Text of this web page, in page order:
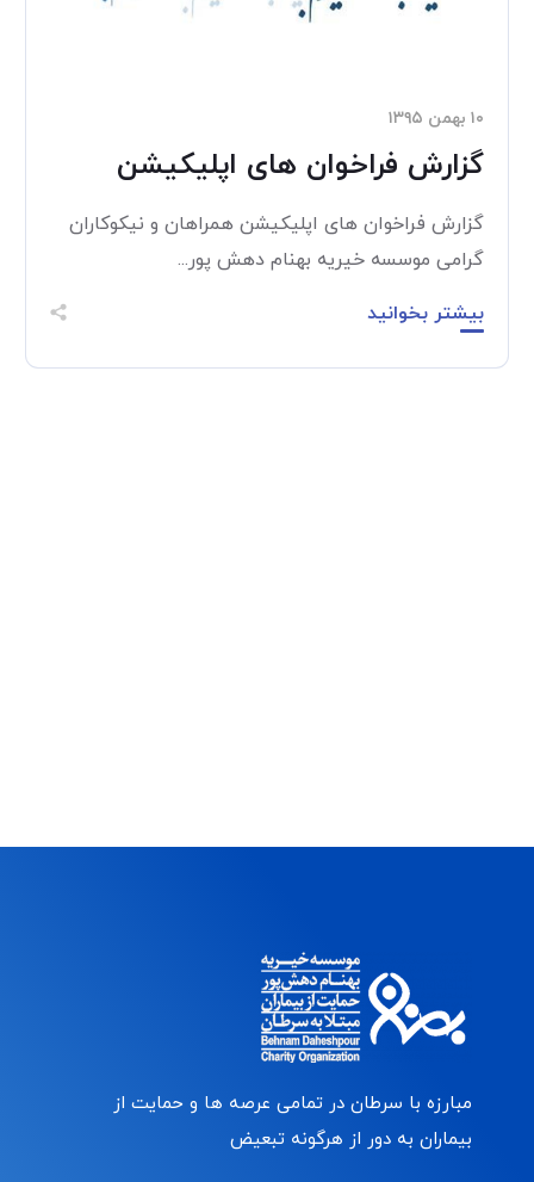
۱۰ بهمن ۱۳۹۵
گزارش فراخوان های اپلیکیشن
گزارش فراخوان های اپلیکیشن همراهان و نیکوکاران
گرامی موسسه خیریه بهنام دهش پور...
بیشتر بخوانید
مبارزه با سرطان در تمامی عرصه ها و حمایت از
بیماران به دور از هرگونه تبعیض